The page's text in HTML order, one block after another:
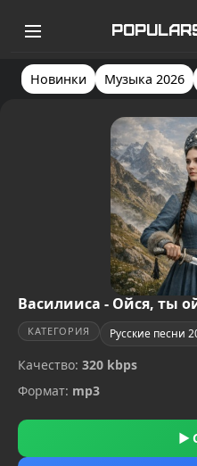
Новинки Музыка 2026
Василииса - Ойся, ты
КАТЕГОРИЯ Русские песни
Качество: 320 kbps
Формат: mp3
▶